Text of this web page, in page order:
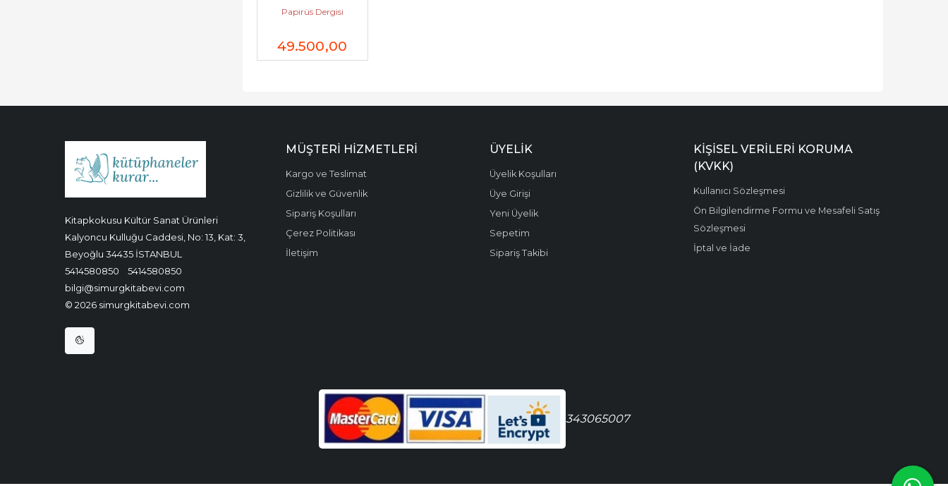
1970) + (Sayı 1 - 2; Yıl...
Papirüs Dergisi
49.500,00
Kitapkokusu Kültür Sanat Ürünleri
Kalyoncu Kulluğu Caddesi, No: 13, Kat: 3,
Beyoğlu 34435 İSTANBUL
5414580850
5414580850
bilgi@simurgkitabevi.com
© 2026 simurgkitabevi.com
MÜŞTERI HIZMETLERI
Kargo ve Teslimat
Gizlilik ve Güvenlik
Sipariş Koşulları
Çerez Politikası
İletişim
ÜYELIK
Üyelik Koşulları
Üye Girişi
Yeni Üyelik
Sepetim
Sipariş Takibi
KIŞISEL VERILERI KORUMA
(KVKK)
Kullanıcı Sözleşmesi
Ön Bilgilendirme Formu ve Mesafeli Satış
Sözleşmesi
İptal ve İade
343065007